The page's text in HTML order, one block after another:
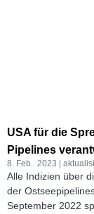
USA für die
Pipelines
8. Feb.. 2023
Alle Indizien über
der
September 2022